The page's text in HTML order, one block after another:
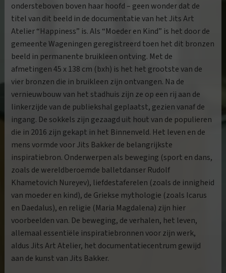
ondersteboven boven haar hoofd – geen wonder dat de
titel van dit beeld in de documentatie van het Jits Art
Atelier “Happiness” is. Als “Moeder en Kind” is het door de
gemeente Wageningen geregistreerd toen het dit bronzen
beeld in permanente bruikleen ontving. Met de
afmetingen 45 x 138 cm (bxh) is het het grootste van de
vier bronzen die in bruikleen zijn ontvangen. Na de
vernieuwbouw van het stadhuis zijn ze op een rij aan de
linkerzijde van de publiekshal geplaatst, gezien vanaf de
ingang. De sokkels zijn gezaagd uit hout van de populieren
die in 2016 zijn gekapt in het Binnenveld. Het leven en de
mens vormde voor Jits Bakker de belangrijkste
inspiratiebron. Onderwerpen als beweging (sport en dans,
zoals de wereldberoemde balletdanser Rudolf
Khametovich Nureyev), liefdestaferelen (zoals de innigheid
van moeder en kind), de Griekse mythologie (zoals Icarus
en Daedalus), en religie (Maria Magdalena) zijn hier
voorbeelden van. De beweging, de verhalen, het leven,
allemaal essentiële inspiratiebronnen voor zijn werk,
aldus Jits Art Atelier, het documentatiecentrum gewijd
aan de kunst van Jits Bakker.